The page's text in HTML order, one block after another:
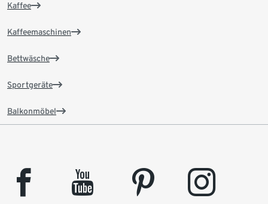
Kaffee
Kaffeemaschinen
Bettwäsche
Sportgeräte
Balkonmöbel
facebook youtube pinterest instagram